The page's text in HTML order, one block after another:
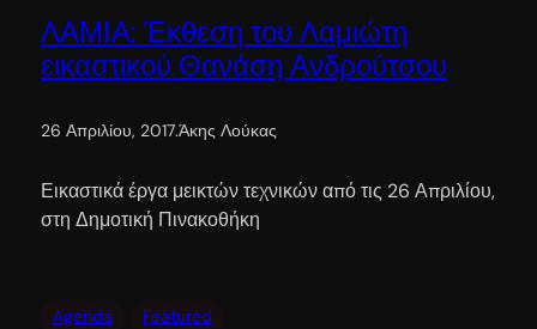
ΛΑΜΙΑ: Έκθεση του Λαμιώτη
εικαστικού Θανάση Ανδρούτσου
26 Απριλίου, 2017.Άκης Λούκας
Εικαστικά έργα μεικτών τεχνικών από τις 26 Απριλίου,
στη Δημοτική Πινακοθήκη
Agenda Featured